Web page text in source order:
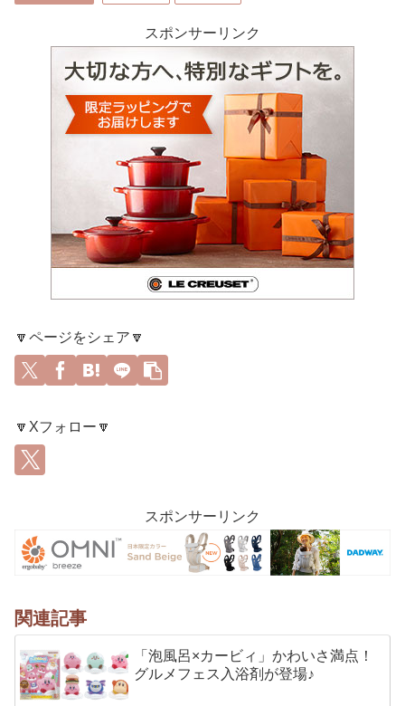
スポンサーリンク
🔽ページをシェア🔽
🔽Xフォロー🔽
スポンサーリンク
関連記事
「泡風呂×カービィ」かわいさ満点！
グルメフェス入浴剤が登場♪